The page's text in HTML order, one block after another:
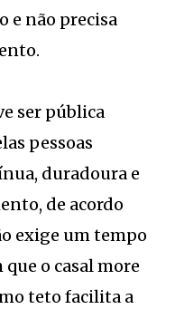
e não precisa
ser pública
pessoas
duradoura e
de acordo
exige um tempo
o casal more
teto facilita a